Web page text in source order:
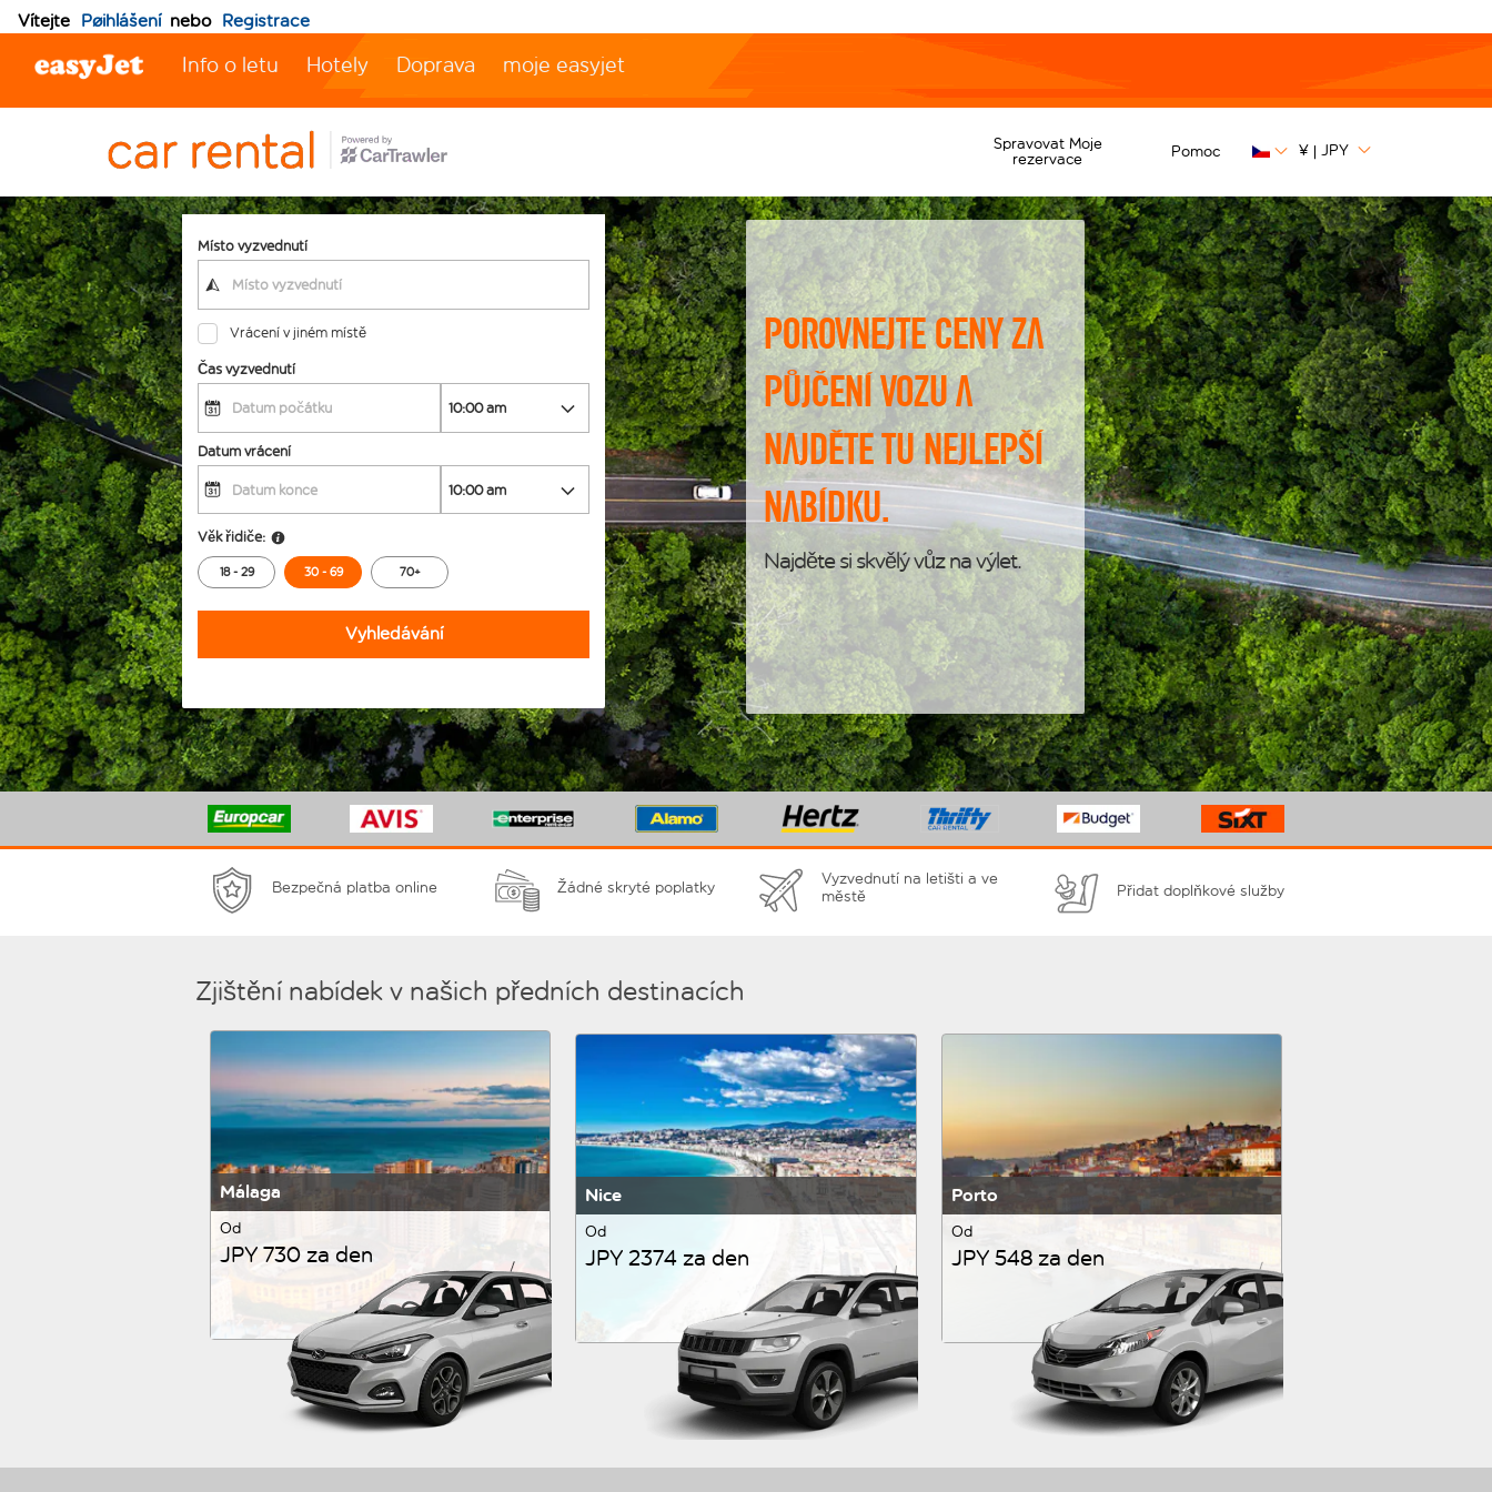
Vítejte Pøihlášení nebo Registrace
Info o letu Hotely Doprava moje easyjet
Spravovat Moje
rezervace
Pomoc ¥ | JPY
Místo vyzvednutí
Vrácení v jiném místě
Čas vyzvednutí
Datum vrácení
Věk řidiče:
18 - 29 30 - 69 70+
Vyhledávání
Porovnejte ceny za
půjčení vozu a
najděte tu nejlepší
nabídku.
Najděte si skvělý vůz na výlet.
Bezpečná platba online Žádné skryté poplatky
Vyzvednutí na letišti a ve
městě
Přidat doplňkové služby
Zjištění nabídek v našich předních destinacích
Málaga
Od
JPY 730 za den
Nice
Od
JPY 2374 za den
Porto
Od
JPY 548 za den